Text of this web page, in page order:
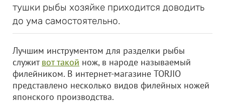
тушки рыбы хозяйке приходится доводить
до ума самостоятельно.
Лучшим инструментом для разделки рыбы
служитвот такой нож, в народе называемый
филейником. В интернет-магазине TORJIO
представлено несколько видов филейных ножей
японского производства.